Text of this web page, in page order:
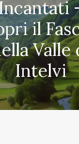
il
Valle
Intelvi